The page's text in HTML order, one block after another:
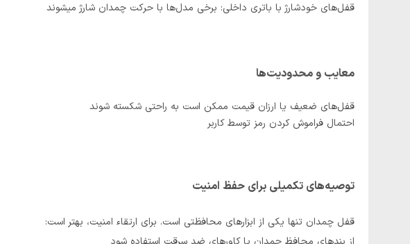
قفل‌های خودشارژ با باتری داخلی: برخی مدل‌ها با حرکت چمدان شارژ میشوند
معایب و محدودیت‌ها
قفل‌های ضعیف یا ارزان قیمت ممکن است به راحتی شکسته شوند
احتمال فراموش کردن رمز توسط کاربر
توصیه‌های تکمیلی برای حفظ امنیت
قفل چمدان تنها یکی از ابزارهای محافظتی است. برای ارتقاء امنیت، بهتر است: